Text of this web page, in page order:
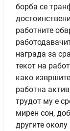
борба се
работните
награда за
текот на
како
работна
трудот му е
мирен сон,
другите